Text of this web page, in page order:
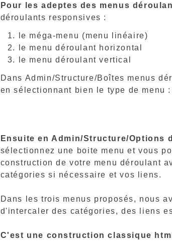
Pour les adeptes des menus
déroulants responsives :
le méga-menu (menu linéaire)
le menu déroulant horizontal
le menu déroulant vertical
Dans Admin/Structure/Boîtes menus
en sélectionnant bien le type de menu :
Ensuite en Admin/Structure/Options
sélectionnez une boite menu et vous
construction de votre menu déroulant
catégories si nécessaire et vos liens.
Dans les trois menus proposés, nous
d'intercaler des catégories, des liens
C'est une construction classique